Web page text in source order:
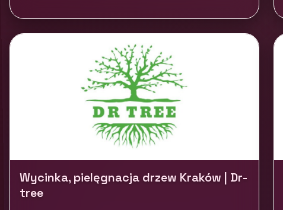
Wycinka, pielęgnacja drzew Kraków | Dr-
tree